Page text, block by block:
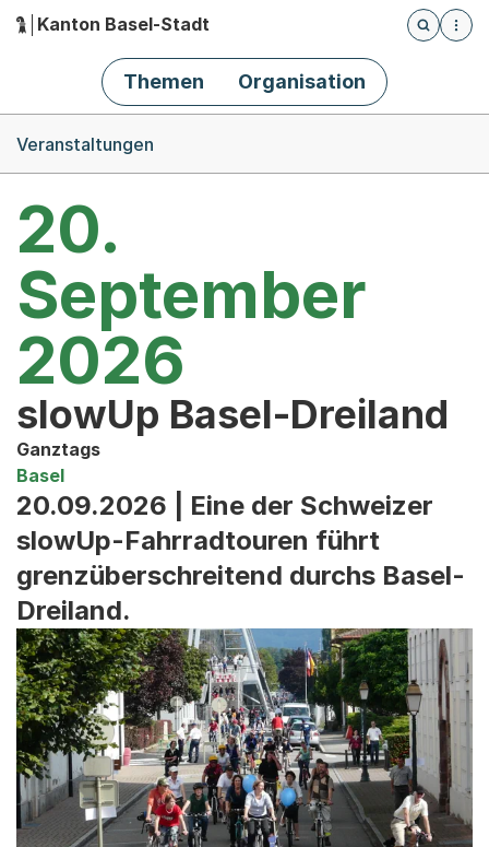
Hauptnavigation
Kanton Basel-Stadt
Öffnet
Themen Organisation
Veranstaltungen
slowUp Basel-Dreiland
20.
September
2026
Ganztags
Basel
20.09.2026 | Eine der Schweizer
slowUp-Fahrradtouren führt
grenzüberschreitend durchs Basel-
Dreiland.